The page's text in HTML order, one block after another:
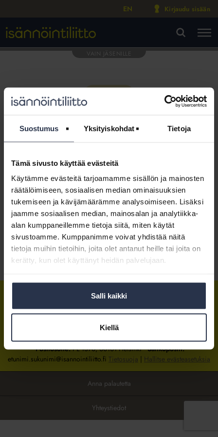
Suostumus Yksityiskohdat Tietoja
Tämä sivusto käyttää evästeitä
Käytämme evästeitä tarjoamamme sisällön ja mainosten
räätälöimiseen, sosiaalisen median ominaisuuksien
tukemiseen ja kävijämäärämme analysoimiseen. Lisäksi
jaamme sosiaalisen median, mainosalan ja analytiikka-
alan kumppaneillemme tietoja siitä, miten käytät
sivustoamme. Kumppanimme voivat yhdistää näitä
tietoja muihin tietoihin, joita olet antanut heille tai joita on
kerätty, kun olet käyttänyt heidän palvelujaan.
Salli kaikki
Kiellä
EN Kirjaudu sisään
Tämä osio on rajattu
Isännöintiliiton jäsenyritysten
henkilökunnalle
Kirjaudu sisään
Tietoa jäsenyydestä
IsännöintiliittoIsännöintiliittoIsännöintiliitto
Isännöintiliiton toimistosijaitsee Hakaniemessä Helsingissä.
Postiosoite:PL 1370, 00101 HelsinkiSähköpostit:
etunimi.sukunimi@isannointiliitto.fi Tietosuoja | Hallitse evästeasetuksia
Anna palautetta
Yhteystiedot